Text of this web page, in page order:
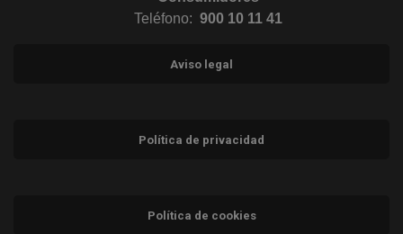
Teléfono: 900 10 11 41
Aviso legal
Política de privacidad
Política de cookies